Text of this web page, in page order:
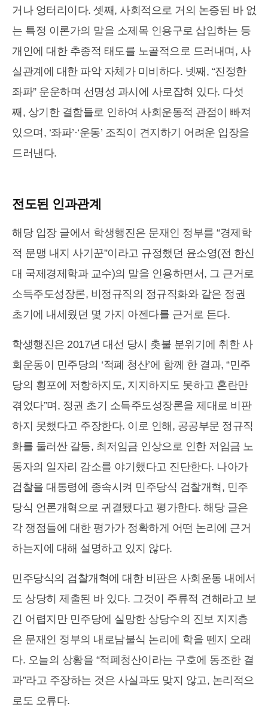
거나 엉터리이다. 셋째, 사회적으로 거의 논증된 바 없
는 특정 이론가의 말을 소제목 인용구로 삽입하는 등
개인에 대한 추종적 태도를 노골적으로 드러내며, 사
실관계에 대한 파악 자체가 미비하다. 넷째, “진정한
좌파” 운운하며 선명성 과시에 사로잡혀 있다. 다섯
째, 상기한 결함들로 인하여 사회운동적 관점이 빠져
있으며, ‘좌파’·‘운동’ 조직이 견지하기 어려운 입장을
드러낸다.
전도된 인과관계
해당 입장 글에서 학생행진은 문재인 정부를 “경제학
적 문맹 내지 사기꾼”이라고 규정했던 윤소영(전 한신
대 국제경제학과 교수)의 말을 인용하면서, 그 근거로
소득주도성장론, 비정규직의 정규직화와 같은 정권
초기에 내세웠던 몇 가지 아젠다를 근거로 든다.
학생행진은 2017년 대선 당시 촛불 분위기에 취한 사
회운동이 민주당의 ‘적폐 청산’에 함께 한 결과, “민주
당의 횡포에 저항하지도, 지지하지도 못하고 혼란만
겪었다”며, 정권 초기 소득주도성장론을 제대로 비판
하지 못했다고 주장한다. 이로 인해, 공공부문 정규직
화를 둘러싼 갈등, 최저임금 인상으로 인한 저임금 노
동자의 일자리 감소를 야기했다고 진단한다. 나아가
검찰을 대통령에 종속시켜 민주당식 검찰개혁, 민주
당식 언론개혁으로 귀결됐다고 평가한다. 해당 글은
각 쟁점들에 대한 평가가 정확하게 어떤 논리에 근거
하는지에 대해 설명하고 있지 않다.
민주당식의 검찰개혁에 대한 비판은 사회운동 내에서
도 상당히 제출된 바 있다. 그것이 주류적 견해라고 보
긴 어렵지만 민주당에 실망한 상당수의 진보 지지층
은 문재인 정부의 내로남불식 논리에 학을 뗀지 오래
다. 오늘의 상황을 “적폐청산이라는 구호에 동조한 결
과”라고 주장하는 것은 사실과도 맞지 않고, 논리적으
로도 오류다.